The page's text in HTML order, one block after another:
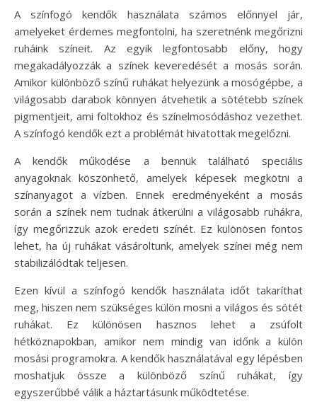
A színfogó kendők használata számos előnnyel jár,
amelyeket érdemes megfontolni, ha szeretnénk megőrizni
ruháink színeit. Az egyik legfontosabb előny, hogy
megakadályozzák a színek keveredését a mosás során.
Amikor különböző színű ruhákat helyezünk a mosógépbe, a
világosabb darabok könnyen átvehetik a sötétebb színek
pigmentjeit, ami foltokhoz és színelmosódáshoz vezethet.
A színfogó kendők ezt a problémát hivatottak megelőzni.
A kendők működése a bennük található speciális
anyagoknak köszönhető, amelyek képesek megkötni a
színanyagot a vízben. Ennek eredményeként a mosás
során a színek nem tudnak átkerülni a világosabb ruhákra,
így megőrizzük azok eredeti színét. Ez különösen fontos
lehet, ha új ruhákat vásároltunk, amelyek színei még nem
stabilizálódtak teljesen.
Ezen kívül a színfogó kendők használata időt takaríthat
meg, hiszen nem szükséges külön mosni a világos és sötét
ruhákat. Ez különösen hasznos lehet a zsúfolt
hétköznapokban, amikor nem mindig van időnk a külön
mosási programokra. A kendők használatával egy lépésben
moshatjuk össze a különböző színű ruhákat, így
egyszerűbbé válik a háztartásunk működtetése.